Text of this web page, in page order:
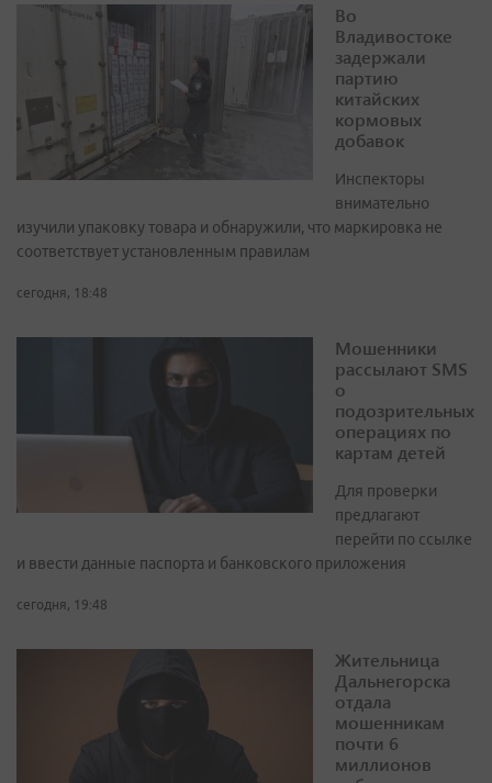
Во
Владивостоке
задержали
партию
китайских
кормовых
добавок
Инспекторы
внимательно
изучили упаковку товара и обнаружили, что маркировка не
соответствует установленным правилам
сегодня, 18:48
Мошенники
рассылают SMS
о
подозрительных
операциях по
картам детей
Для проверки
предлагают
перейти по ссылке
и ввести данные паспорта и банковского приложения
сегодня, 19:48
Жительница
Дальнегорска
отдала
мошенникам
почти 6
миллионов